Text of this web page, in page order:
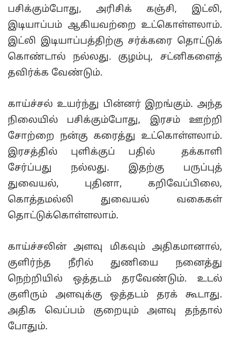
பசிக்கும்போது, அரிசிக் கஞ்சி, இட்லி,
இடியாப்பம் ஆகியவற்றை உட்கொள்ளலாம்.
இட்லி இடியாப்பத்திற்கு சர்க்கரை தொட்டுக்
கொண்டால் நல்லது. குழம்பு, சட்னிகளைத்
தவிர்க்க வேண்டும்.
காய்ச்சல் உயர்ந்து பின்னர் இறங்கும். அந்த
நிலையில் பசிக்கும்போது, இரசம் ஊற்றி
சோற்றை நன்கு கரைத்து உட்கொள்ளலாம்.
இரசத்தில் புளிக்குப் பதில் தக்காளி
சேர்ப்பது நல்லது. இதற்கு பருப்புத்
துவையல், புதினா, கறிவேப்பிலை,
கொத்தமல்லி துவையல் வகைகள்
தொட்டுக்கொள்ளலாம்.
காய்ச்சலின் அளவு மிகவும் அதிகமானால்,
குளிர்ந்த நீரில் துணியை நனைத்து
நெற்றியில் ஒத்தடம் தரவேண்டும். உடல்
குளிரும் அளவுக்கு ஒத்தடம் தரக் கூடாது.
அதிக வெப்பம் குறையும் அளவு தந்தால்
போதும்.